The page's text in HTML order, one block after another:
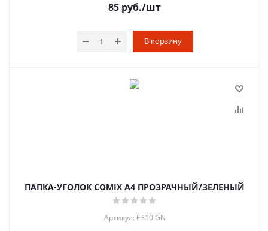
85 руб./шт
В корзину
ПАПКА-УГОЛОК COMIX A4 ПРОЗРАЧНЫЙ/ЗЕЛЕНЫЙ
Артикул: E310 GN